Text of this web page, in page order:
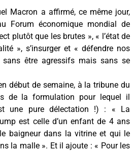
Macron a affirmé, ce même jour,
Forum économique mondial de
plutôt que les brutes », « l’état de
», s’insurger et « défendre nos
être agressifs mais sans se
début de semaine, à la tribune du
de la formulation pour lequel il
une pure délectation !) : « La
est celle d’un enfant de 4 ans
baigneur dans la vitrine et qui le
la malle ». Et il ajoute : « Pour les